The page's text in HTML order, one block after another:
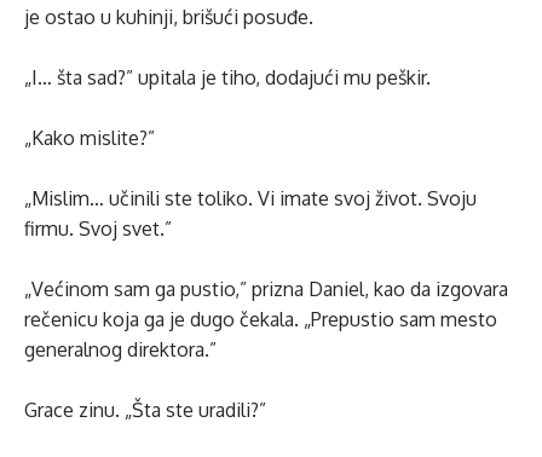
je ostao u kuhinji, brišući posuđe.
„I… šta sad?” upitala je tiho, dodajući mu peškir.
„Kako mislite?”
„Mislim… učinili ste toliko. Vi imate svoj život. Svoju
firmu. Svoj svet.”
„Većinom sam ga pustio,” prizna Daniel, kao da izgovara
rečenicu koja ga je dugo čekala. „Prepustio sam mesto
generalnog direktora.”
Grace zinu. „Šta ste uradili?”